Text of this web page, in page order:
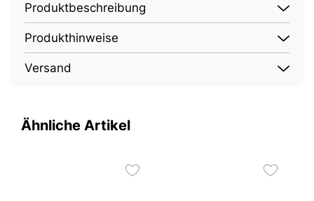
Produktbeschreibung
Produkthinweise
Versand
Ähnliche Artikel